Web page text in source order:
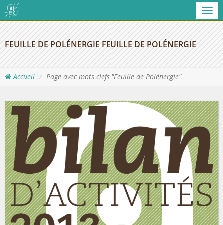
FEUILLE DE POLÉNERGIE FEUILLE DE POLÉNERGIE
Accueil Page avec mots clefs "Feuille de Polénergie"